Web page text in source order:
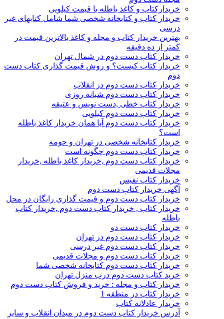
خریدارکتاب و کاغذ باطله با قیمت کیلویی
خریدار کتاب و کتابخانه شخصی شما شامل کتابهای غیر
درسی
بهترین خریدار کتاب و مجله و کاغذ بالاترین قیمت در
کمتر از ده دقیقه
خریدار کتاب دست دوم در شمال تهران
خریدار کتاب کیست؟ و روش قیمت گذاری کتاب دست
دوم
خریدار کتاب دست دوم در انقلاب
خریدار کتاب دست دوم شبانه روزی
خریدار کتاب خطی ,دست نویس و عتیقه
خریدار کتاب دست دوم کیلویی
خریدار کتاب دست دوم آیا همان خریدار کاغذ باطله
است؟
خریدار کتابخانه شخصی در تهران و حومه
خریدار کتاب دست دوم چگونه است
خریدار کتاب دست دوم ,خریدار کاغذ باطله ,خریدار
مجلات قدیمی
خریدار کتاب نفیس
آگهی خریدار کتاب دست دوم
خریدار کتاب دست دوم و قیمت گذاری رایگان در محل
خریدار کتاب , خریدار کتاب دست دوم ,خریدار کتاب
باطله
خریدار کتاب دست دو
خریدار کتاب دست دوم در تهران
خریدار کتاب دست دوم غیر درسی
خریدار کتاب دست دوم و مجلات قدیمی
خریدار کتاب دست دوم کتابخانه شخصی شما
خرید کتاب دست دوم درب منزل تهران
خریدار کتاب و مجله : خرید و فروش کتاب دست دوم
خریدار کتاب در منطقه 1
خریدار عادلانه کتاب
آدرس خریدار کتاب دست دوم در میدان انقلاب و سایر